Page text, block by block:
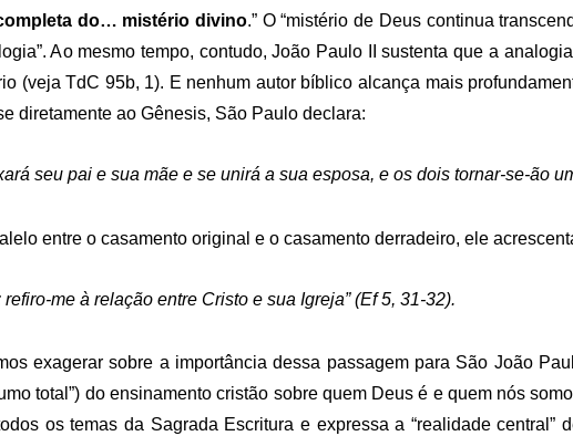
do… mistério divino.” O “mistério de Deus continua
Ao mesmo tempo, contudo, João Paulo II sustenta que a
(veja TdC 95b, 1). E nenhum autor bíblico alcança mais
diretamente ao Gênesis, São Paulo declara:
seu pai e sua mãe e se unirá a sua esposa, e os dois tornar-se-ão
entre o casamento original e o casamento derradeiro, ele
me à relação entre Cristo e sua Igreja” (Ef 5, 31-32).
exagerar sobre a importância dessa passagem para São João
total”) do ensinamento cristão sobre quem Deus é e quem nós
os temas da Sagrada Escritura e expressa a “realidade